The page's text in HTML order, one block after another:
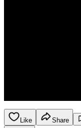
Like Share